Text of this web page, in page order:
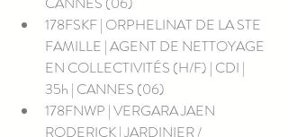
178FSKF | ORPHELINAT DE LA STE
FAMILLE | AGENT DE NETTOYAGE
EN COLLECTIVITÉS (H/F) | CDI |
35h | CANNES (06)
178FNWP | VERGARA JAEN
RODERICK | JARDINIER /